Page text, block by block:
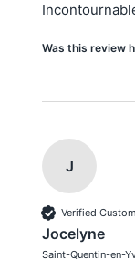
Was this review
J
Verified
Jocelyne
Saint-Quentin-en-